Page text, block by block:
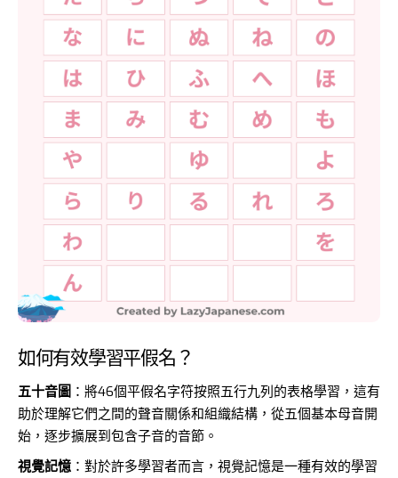
如何有效學習平假名？
五十音圖 ：將46個平假名字符按照五行九列的表格學習，這有
助於理解它們之間的聲音關係和組織結構，從五個基本母音開
始，逐步擴展到包含子音的音節。
視覺記憶 ：對於許多學習者而言，視覺記憶是一種有效的學習